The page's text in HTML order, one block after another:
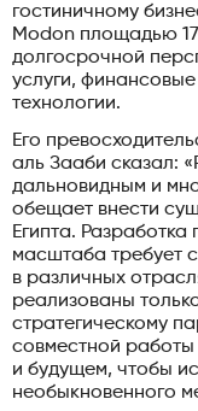
гостиничному
Modon площадью
долгосрочной
услуги,
технологии.
Его
аль Зааби сказал:
дальновидным и
обещает внести
Египта. Разработка
масштаба требует
в различных
реализованы
стратегическому
совместной
и будущем, чтобы
необыкновенного